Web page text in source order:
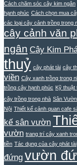
Cách chăm sóc cây kim ngân
hạnh phúc Cách chọn mua
các loại cây cảnh trồng trong
cây cảnh văn
ngân Cây Kim
thuỷ cây phát tài cây
viền Cây xanh trồng trong
trồng cây hạnh phúc Kỹ
cây trồng trong nhà Sân
Nội Thiết kế cảnh quan cafe
kế sân vườn
vườn trang trí cây xanh
tiền Tác dụng của cây phát tài
đứng vườn